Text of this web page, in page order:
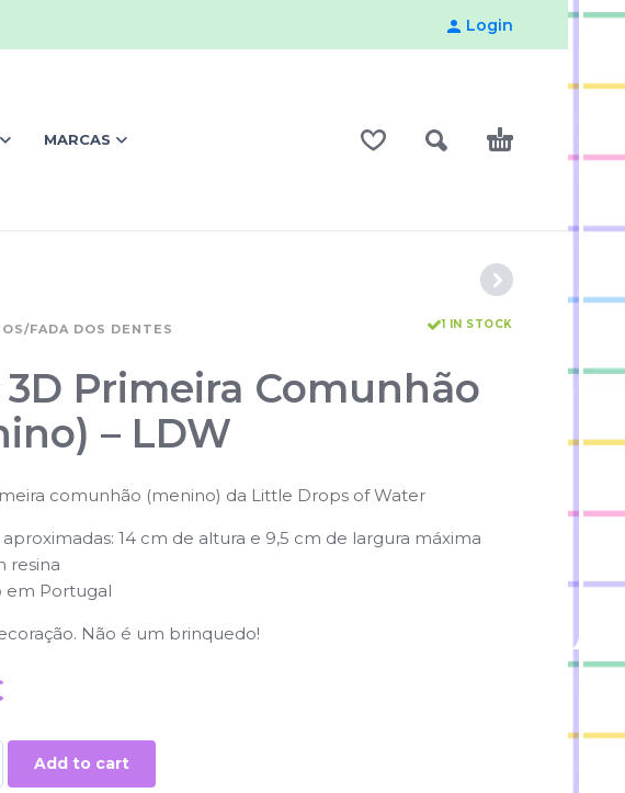
Login
MARCAS
FADA DOS DENTES 1 IN STOCK
3D Primeira Comunhão
– LDW
comunhão (menino) da Little Drops of Water
14 cm de altura e 9,5 cm de largura máxima
resina
em Portugal
Não é um brinquedo!
Add to cart